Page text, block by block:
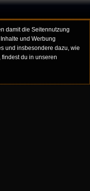
damit die Seitennutzung
und Werbung
und insbesondere dazu, wie
du in unseren